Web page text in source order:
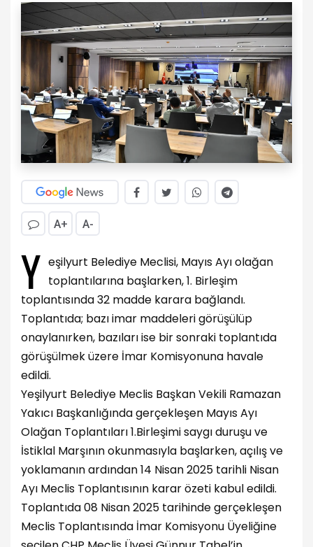
A+ A-
Y eşilyurt Belediye Meclisi, Mayıs Ayı olağan
toplantılarına başlarken, 1. Birleşim
toplantısında 32 madde karara bağlandı.
Toplantıda; bazı imar maddeleri görüşülüp
onaylanırken, bazıları ise bir sonraki toplantıda
görüşülmek üzere İmar Komisyonuna havale
edildi.
Yeşilyurt Belediye Meclis Başkan Vekili Ramazan
Yakıcı Başkanlığında gerçekleşen Mayıs Ayı
Olağan Toplantıları 1.Birleşimi saygı duruşu ve
İstiklal Marşının okunmasıyla başlarken, açılış ve
yoklamanın ardından 14 Nisan 2025 tarihli Nisan
Ayı Meclis Toplantısının karar özeti kabul edildi.
Toplantıda 08 Nisan 2025 tarihinde gerçekleşen
Meclis Toplantısında İmar Komisyonu Üyeliğine